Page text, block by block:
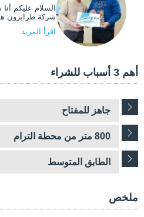
السلام عليكم
شركة طرابزون
اقرأ المزيد
أهم 3 أسباب للشراء
جاهز للمفتاح
800 متر من محطة الترام
الطابق المتوسط
ملخص